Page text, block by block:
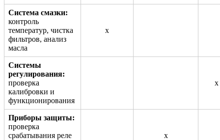
Система смазки:
контроль
температур, чистка
фильтров, анализ
масла
х
Системы
регулирования:
проверка
калибровки и
функционирования
х
Приборы защиты:
проверка
срабатывания реле
х